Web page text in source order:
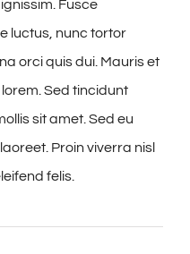
Fusce
luctus, nunc tortor
orci quis dui. Mauris et
Sed tincidunt
sit amet. Sed eu
Proin viverra nisl
felis.